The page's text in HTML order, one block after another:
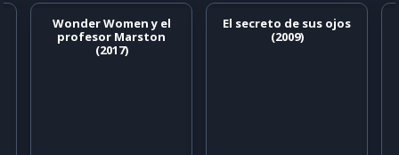
Wonder Women y el
profesor Marston
(2017)
El secreto de sus ojos
(2009)